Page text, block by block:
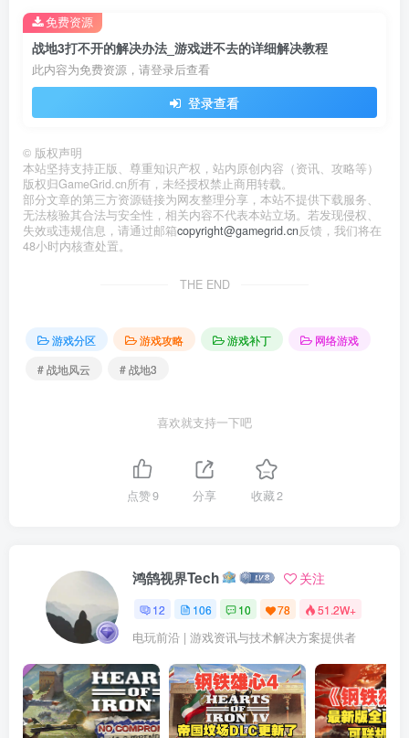
战地3打不开的解决办法_游戏进不去的详细解决教程
此内容为免费资源，请登录后查看
登录查看
免费资源
© 版权声明
本站坚持支持正版、尊重知识产权，站内原创内容（资讯、攻略等）
版权归GameGrid.cn所有，未经授权禁止商用转载。
部分文章的第三方资源链接为网友整理分享，本站不提供下载服务、
无法核验其合法与安全性，相关内容不代表本站立场。若发现侵权、
失效或违规信息，请通过邮箱copyright@gamegrid.cn反馈，我们将在
48小时内核查处置。
THE END
游戏分区 游戏攻略 游戏补丁
网络游戏
# 战地风云
# 战地3
喜欢就支持一下吧
点赞9 分享 收藏2
鸿鹄视界Tech 关注
12 106 10 78 51.2W+
电玩前沿 | 游戏资讯与技术解决方案提供者